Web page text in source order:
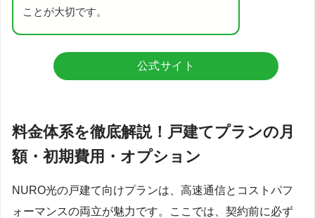
ことが大切です。
公式サイト
料金体系を徹底解説！戸建てプランの月
額・初期費用・オプション
NURO光の戸建て向けプランは、高速通信とコストパフ
ォーマンスの両立が魅力です。ここでは、契約前に必ず